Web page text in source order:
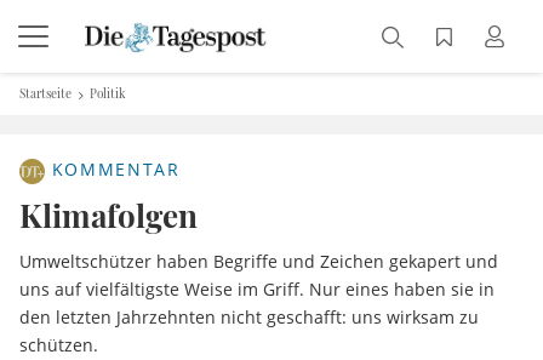
Startseite Politik
KOMMENTAR
Klimafolgen
Umweltschützer haben Begriffe und Zeichen gekapert und
uns auf vielfältigste Weise im Griff. Nur eines haben sie in
den letzten Jahrzehnten nicht geschafft: uns wirksam zu
schützen.